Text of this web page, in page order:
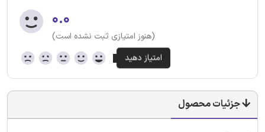
۰.۰
(هنوز امتیازی ثبت نشده است)
جزئیات محصول